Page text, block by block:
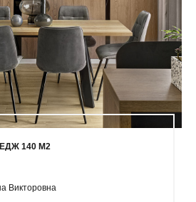
140 М2
Викторовна